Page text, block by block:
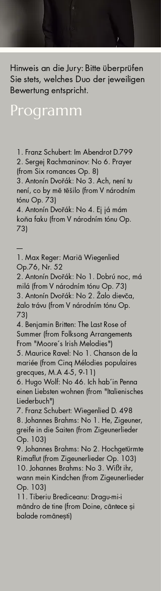
Hinweis an die Jury: Bitte überprüfen
Sie stets, welches Duo der jeweiligen
Bewertung entspricht.
Programm
1. Franz Schubert: Im Abendrot D.799
2. Sergej Rachmaninov: No 6. Prayer
(from Six romances Op. 8)
3. Antonín Dvořák: No 3. Ach, není tu
není, co by mě těšilo (from V národním
tónu Op. 73)
4. Antonín Dvořák: No 4. Ej já mám
koňa faku (from V národním tónu Op.
73)
----
1. Max Reger: Mariä Wiegenlied
Op.76, Nr. 52
2. Antonín Dvořák: No 1. Dobrú noc, má
milá (from V národním tónu Op. 73)
3. Antonín Dvořák: No 2. Žalo dievča,
žalo trávu (from V národním tónu Op.
73)
4. Benjamin Britten: The Last Rose of
Summer (from Folksong Arrangements
From "Moore´s Irish Melodies")
5. Maurice Ravel: No 1. Chanson de la
mariée (from Cinq Mélodies populaires
grecques, M.A 4-5, 9-11)
6. Hugo Wolf: No 46. Ich hab´in Penna
einen Liebsten wohnen (from "Italienisches
Liederbuch")
7. Franz Schubert: Wiegenlied D. 498
8. Johannes Brahms: No 1. He, Zigeuner,
greife in die Saiten (from Zigeunerlieder
Op. 103)
9. Johannes Brahms: No 2. Hochgetürmte
Rimaflut (from Zigeunerlieder Op. 103)
10. Johannes Brahms: No 3. Wißt ihr,
wann mein Kindchen (from Zigeunerlieder
Op. 103)
11. Tiberiu Brediceanu: Dragu-mi-i
mândro de tine (from Doine, cântece și
balade românești)